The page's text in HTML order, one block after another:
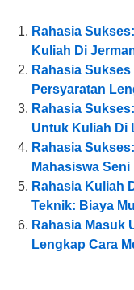
Rahasia
Kuliah Di
Rahasia
Persyaratan
Rahasia
Untuk Kuliah Di
Rahasia
Mahasiswa Seni
Rahasia Kuliah
Teknik: Biaya
Rahasia Masuk
Lengkap Cara